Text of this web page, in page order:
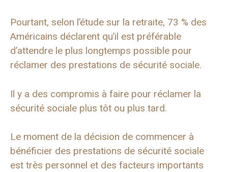
Pourtant, selon l’étude sur la retraite, 73 % des
Américains déclarent qu’il est préférable
d’attendre le plus longtemps possible pour
réclamer des prestations de sécurité sociale.
Il y a des compromis à faire pour réclamer la
sécurité sociale plus tôt ou plus tard.
Le moment de la décision de commencer à
bénéficier des prestations de sécurité sociale
est très personnel et des facteurs importants